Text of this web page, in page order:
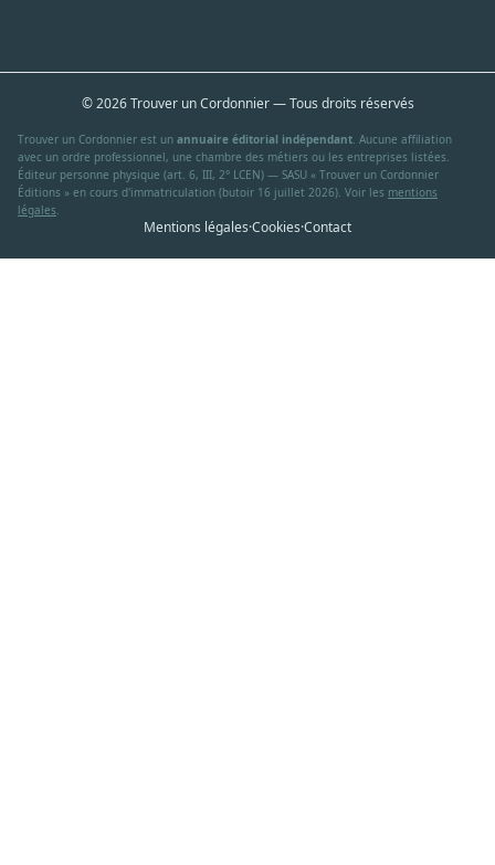
© 2026 Trouver un Cordonnier — Tous droits réservés
Trouver un Cordonnier est un annuaire éditorial indépendant. Aucune affiliation
avec un ordre professionnel, une chambre des métiers ou les entreprises listées.
Éditeur personne physique (art. 6, III, 2° LCEN) — SASU « Trouver un Cordonnier
Éditions » en cours d'immatriculation (butoir 16 juillet 2026). Voir les mentions
légales.
Mentions légales·Cookies·Contact